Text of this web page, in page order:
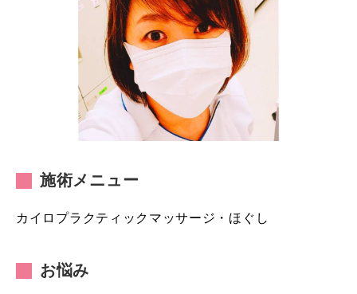
施術メニュー
カイロプラクティックマッサージ・ほぐし
お悩み